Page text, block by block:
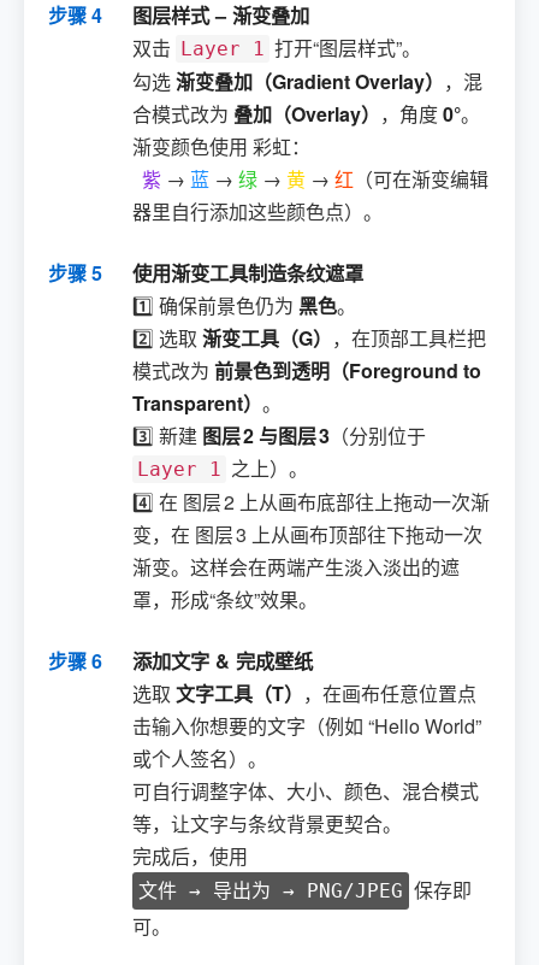
步骤 4
图层样式 – 渐变叠加
双击
Layer 1 打开“图层样式”。
勾选渐变叠加（Gradient Overlay） ，混
合模式改为 叠加（Overlay） ，角度0°。
渐变颜色使用 彩虹：
紫 → 蓝 → 绿 → 黄 → 红 （可在渐变编辑
器里自行添加这些颜色点）。
步骤 5
使用渐变工具制造条纹遮罩
1️⃣ 确保前景色仍为 黑色。
2️⃣ 选取 渐变工具（G） ，在顶部工具栏把
模式改为 前景色到透明（Foreground to
Transparent） 。
3️⃣ 新建 图层 2 与图层 3 （分别位于
Layer 1 之上）。
4️⃣ 在 图层 2 上从画布底部往上拖动一次渐
变，在 图层 3 上从画布顶部往下拖动一次
渐变。这样会在两端产生淡入淡出的遮
罩，形成“条纹”效果。
步骤 6
添加文字 & 完成壁纸
选取 文字工具（T） ，在画布任意位置点
击输入你想要的文字（例如 “Hello World”
或个人签名）。
可自行调整字体、大小、颜色、混合模式
等，让文字与条纹背景更契合。
完成后，使用
文件 → 导出为 → PNG/JPEG 保存即
可。